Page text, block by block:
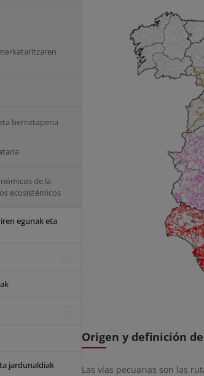
berriztapena
de la
ecosistémicos
egunak eta
jardunaldiak
Origen y definición
Las vías pecuarias son las